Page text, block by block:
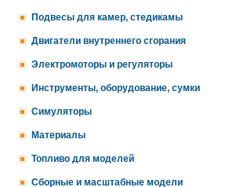
Подвесы для камер, стедикамы
Двигатели внутреннего сгорания
Электромоторы и регуляторы
Инструменты, оборудование, сумки
Симуляторы
Материалы
Топливо для моделей
Сборные и масштабные модели